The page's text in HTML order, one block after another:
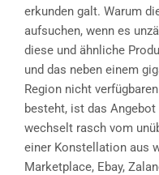
erkunden galt. Warum
aufsuchen, wenn es
diese und ähnliche
und das neben einem
Region nicht
besteht, ist das
wechselt rasch vom
einer Konstellation aus
Marketplace, Ebay,